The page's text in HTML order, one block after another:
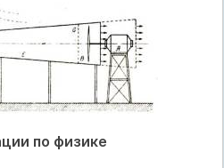
по физике